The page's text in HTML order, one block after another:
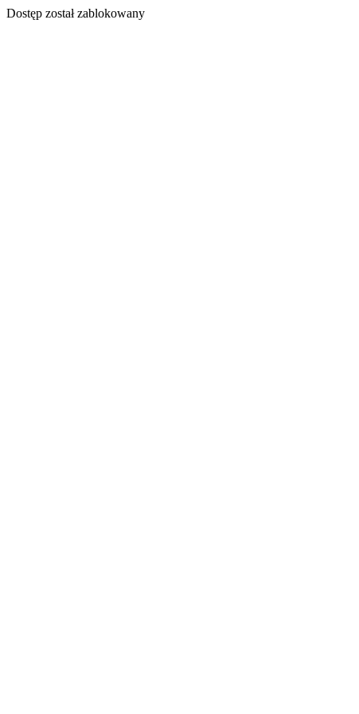
Dostęp został zablokowany